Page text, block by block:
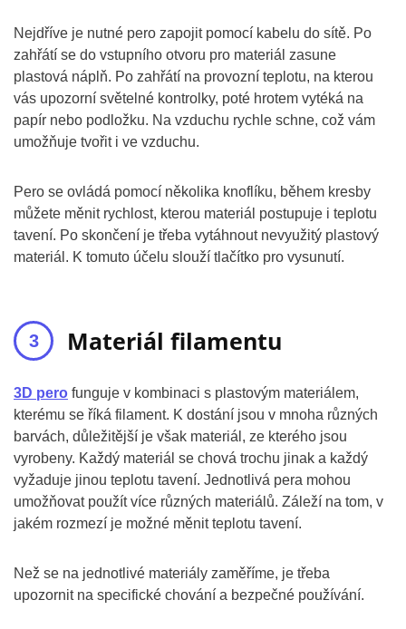
Nejdříve je nutné pero zapojit pomocí kabelu do sítě. Po
zahřátí se do vstupního otvoru pro materiál zasune
plastová náplň. Po zahřátí na provozní teplotu, na kterou
vás upozorní světelné kontrolky, poté hrotem vytéká na
papír nebo podložku. Na vzduchu rychle schne, což vám
umožňuje tvořit i ve vzduchu.
Pero se ovládá pomocí několika knoflíku, během kresby
můžete měnit rychlost, kterou materiál postupuje i teplotu
tavení. Po skončení je třeba vytáhnout nevyužitý plastový
materiál. K tomuto účelu slouží tlačítko pro vysunutí.
Materiál filamentu
3D pero funguje v kombinaci s plastovým materiálem,
kterému se říká filament. K dostání jsou v mnoha různých
barvách, důležitější je však materiál, ze kterého jsou
vyrobeny. Každý materiál se chová trochu jinak a každý
vyžaduje jinou teplotu tavení. Jednotlivá pera mohou
umožňovat použít více různých materiálů. Záleží na tom, v
jakém rozmezí je možné měnit teplotu tavení.
Než se na jednotlivé materiály zaměříme, je třeba
upozornit na specifické chování a bezpečné používání.